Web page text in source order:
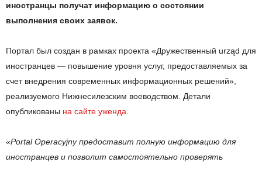
иностранцы получат информацию о состоянии
выполнения своих заявок.
Портал был создан в рамках проекта «Дружественный urząd для
иностранцев — повышение уровня услуг, предоставляемых за
счет внедрения современных информационных решений»,
реализуемого Нижнесилезским воеводством. Детали
опубликованы на сайте уженда.
«Portal Operacyjny предоставит полную информацию для
иностранцев и позволит самостоятельно проверять